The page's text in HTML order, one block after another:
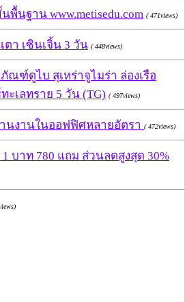
นฐาน www.metisedu.com ( 471views)
ตา เซินเจิ้น 3 วัน ( 448views)
ณฑ์ดูไบ สุเหร่าจูไมร่า ล่องเรือ
ะเลทราย 5 วัน (TG) ( 497views)
นงานในออฟฟิศหลายอัตรา ( 472views)
บาท 780 แถม ส่วนลดสูงสุด 30%